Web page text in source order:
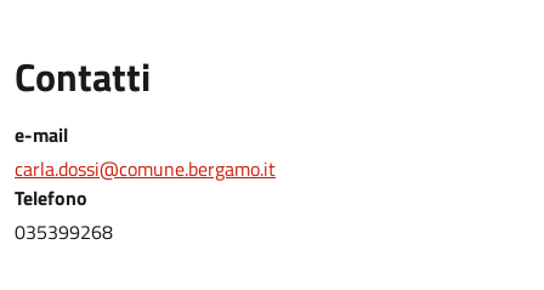
Contatti
e-mail
carla.dossi@comune.bergamo.it
Telefono
035399268